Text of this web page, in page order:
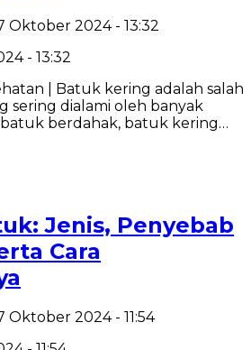
Oktober 2024 - 13:32
- 13:32
| Batuk kering adalah salah
sering dialami oleh banyak
berdahak, batuk kering…
Jenis, Penyebab
Cara
Oktober 2024 - 11:54